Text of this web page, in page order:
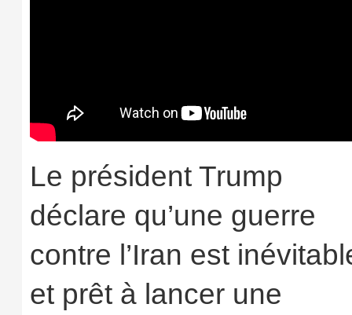
Le président Trump
déclare qu’une guerre
contre l’Iran est
et prêt à lancer une